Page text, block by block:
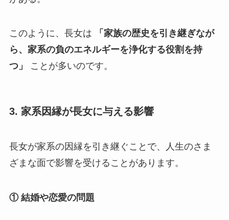
このように、長女は
「家族の歴史を引き継ぎなが
ら、家系の負のエネルギーを浄化する役割を持
つ」
ことが多いのです。
3. 家系因縁が長女に与える影響
長女が家系の因縁を引き継ぐことで、人生のさま
ざまな面で影響を受けることがあります。
① 結婚や恋愛の問題